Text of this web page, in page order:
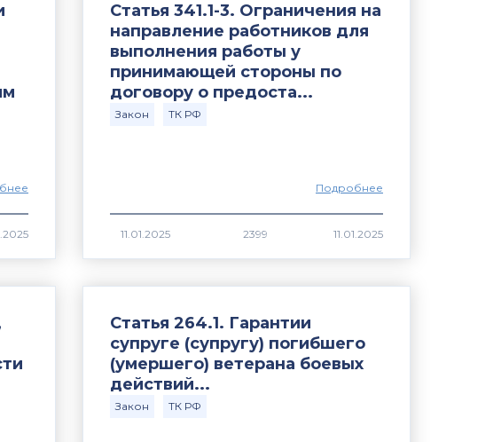
Статья 341.1-3. Ограничения на
направление работников для
выполнения работы у
принимающей стороны по
договору о предоста...
Закон ТК РФ
Подробнее
2399
Статья 264.1. Гарантии
супруге (супругу) погибшего
(умершего) ветерана боевых
действий...
Закон ТК РФ